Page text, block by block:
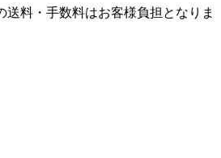
送料・手数料はお客様負担となりま